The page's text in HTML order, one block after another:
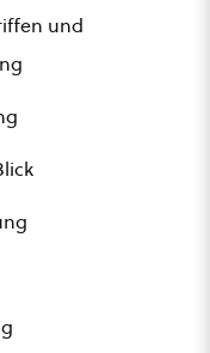
und